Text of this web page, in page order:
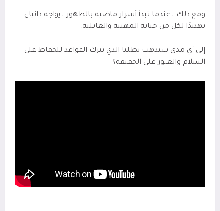
ومع ذلك ، عندما تبدأ أسرار ماضيه بالظهور ، يواجه دانيال
تهديدًا لكل من حياته المهنية والعائليه.
إلى أي مدى سيذهب بطلنا الذي يترك القواعد للحفاظ على
السلام والعثور على الحقيقة؟